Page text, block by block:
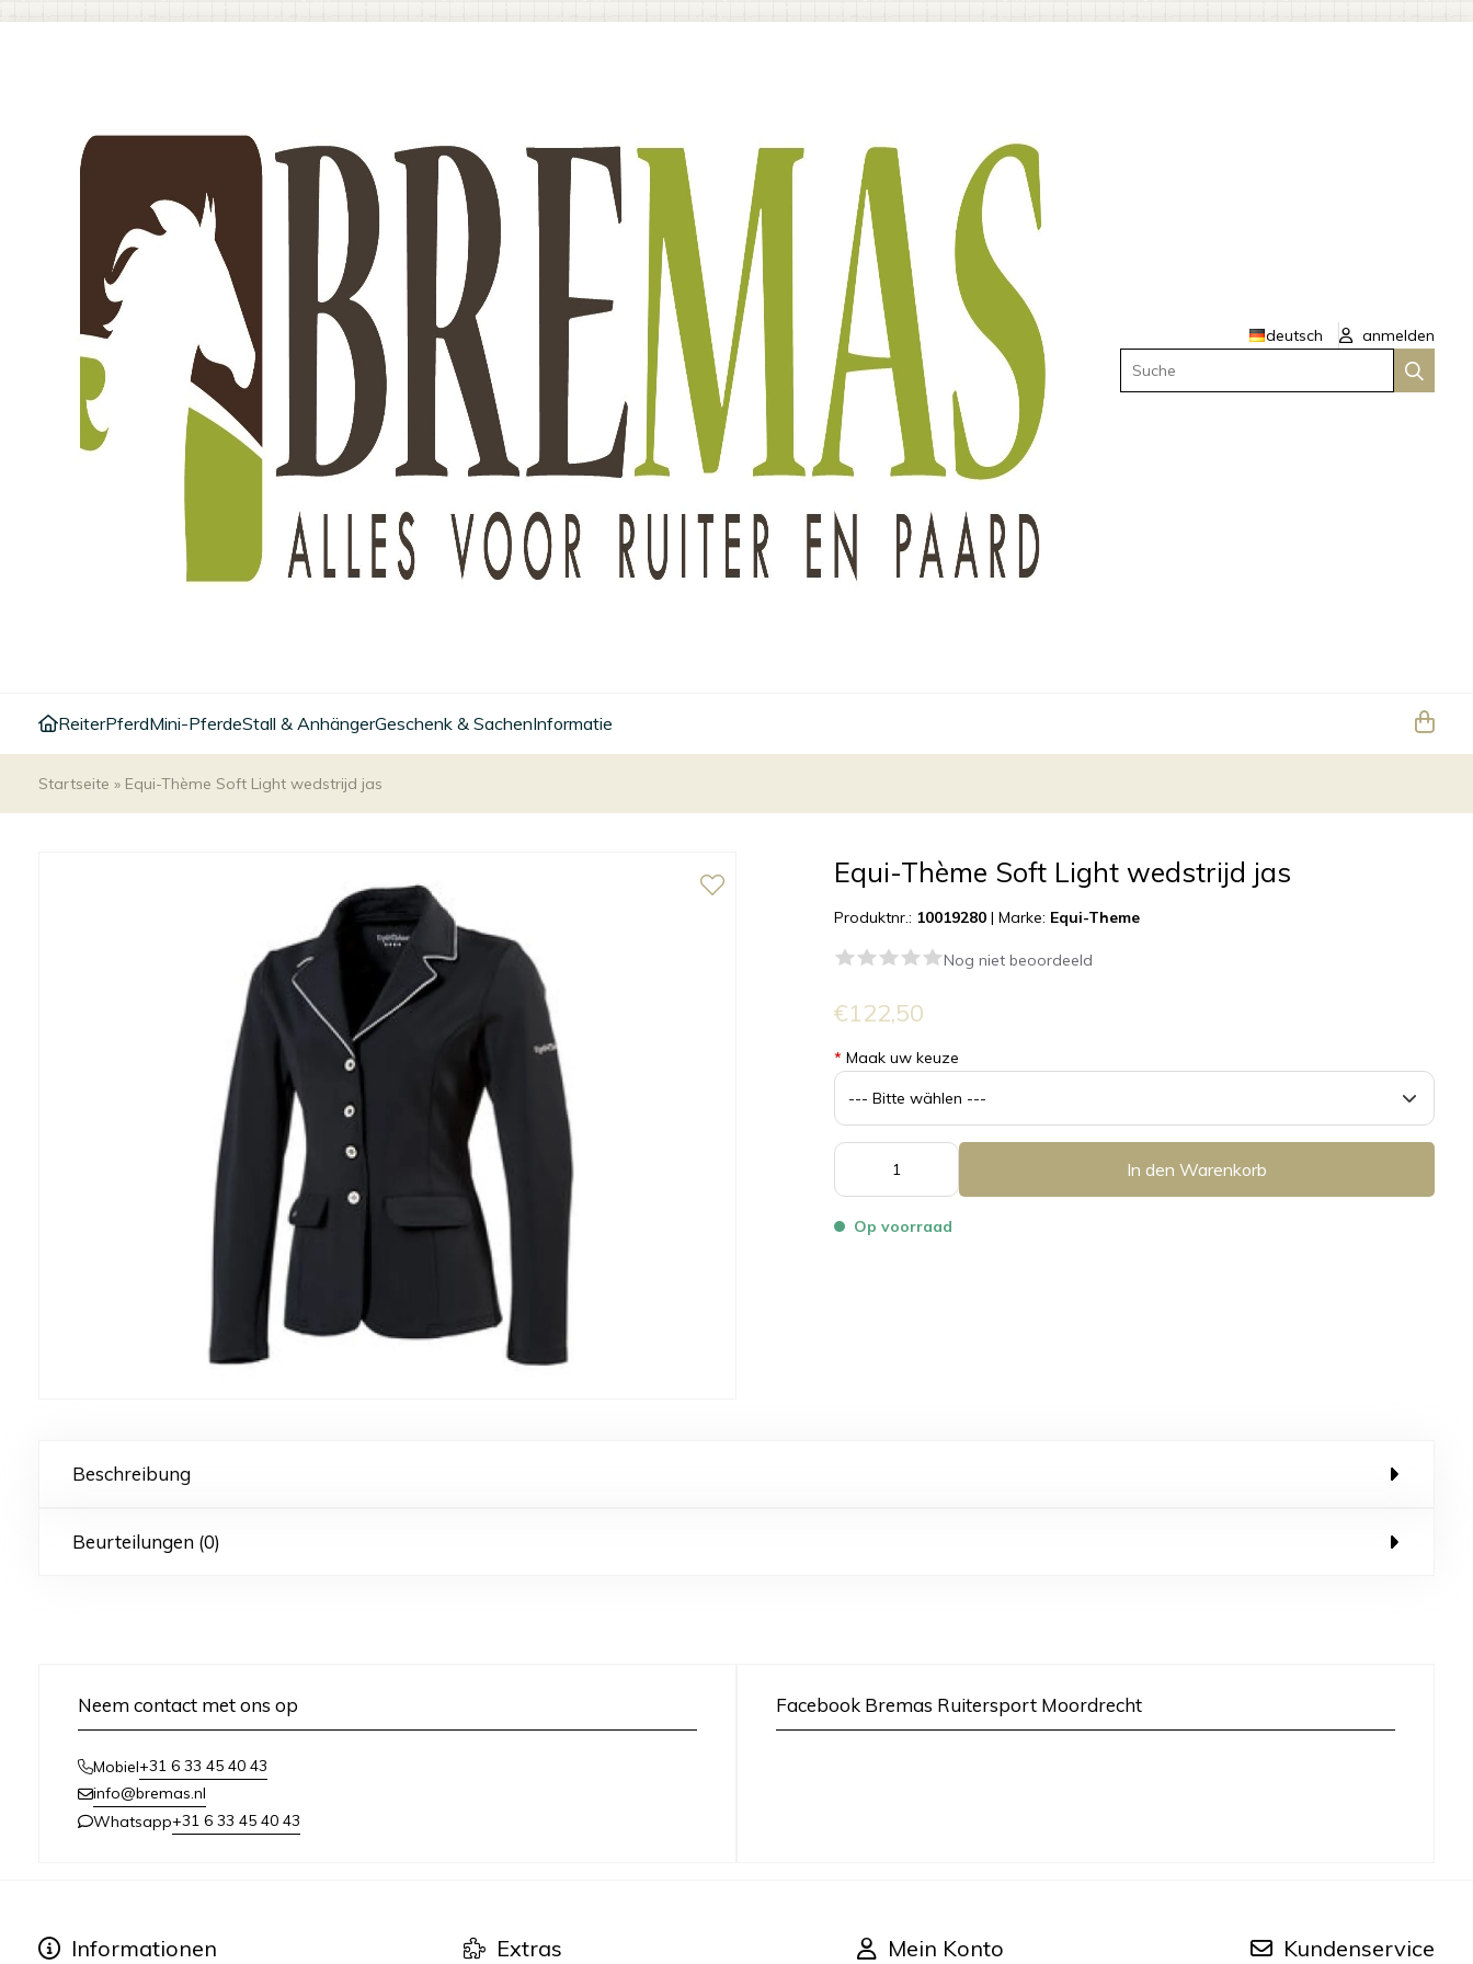
deutsch
anmelden
Suche
ReiterPferdMini-PferdeStall & AnhängerGeschenk & SachenInformatie
Startseite » Equi-Thème Soft Light wedstrijd jas
Equi-Thème Soft Light wedstrijd jas
Produktnr.: 10019280 |Marke: Equi-Theme
Nog niet beoordeeld
€122,50
* Maak uw keuze
In den Warenkorb
Op voorraad
Beschreibung
Beurteilungen (0)
Neem contact met ons op
Mobiel+31 6 33 45 40 43
info@bremas.nl
Whatsapp+31 6 33 45 40 43
Facebook Bremas Ruitersport Moordrecht
Informationen Extras Mein Konto Kundenservice